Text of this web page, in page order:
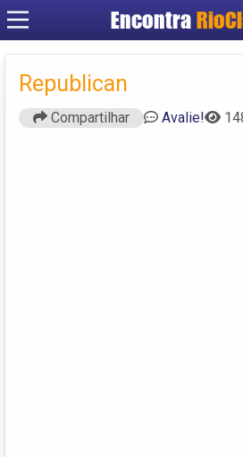
Encontra
Republican
Compartilhar Avalie!